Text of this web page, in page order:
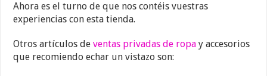
Ahora es el turno de que nos contéis vuestras
experiencias con esta tienda.
Otros artículos deventas privadas de ropa y accesorios
que recomiendo echar un vistazo son: